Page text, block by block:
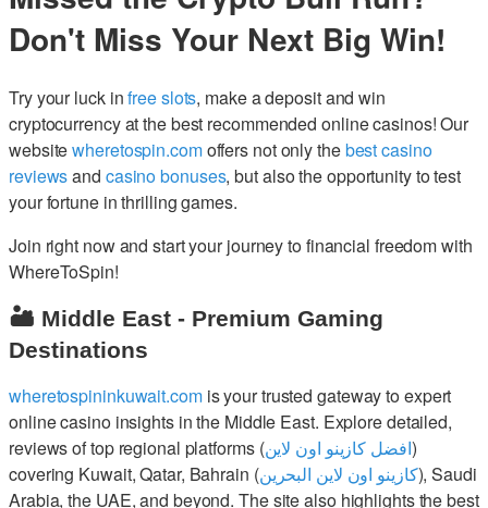
Don't Miss Your Next Big Win!
Try your luck infree slots, make a deposit and win
cryptocurrency at the best recommended online casinos! Our
websitewheretospin.comoffers not only thebest casino
reviewsand casino bonuses, but also the opportunity to test
your fortune in thrilling games.
Join right now and start your journey to financial freedom with
WhereToSpin!
🏜️ Middle East - Premium Gaming
Destinations
wheretospininkuwait.comis your trusted gateway to expert
online casino insights in the Middle East. Explore detailed,
reviews of top regional platforms (افضل كازينو اون لاين)
covering Kuwait, Qatar, Bahrain (كازينو اون لاين البحرين), Saudi
Arabia, the UAE, and beyond. The site also highlights the best